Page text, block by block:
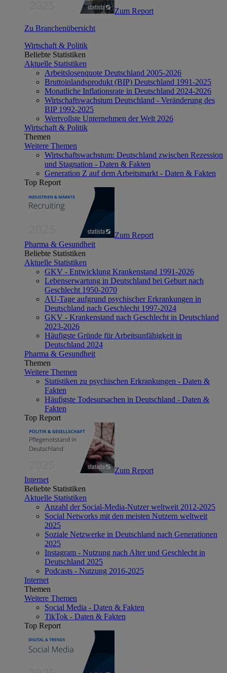
Zum Report
Zu Branchenübersicht
Wirtschaft & Politik
Beliebte Statistiken
Aktuelle Statistiken
Arbeitslosenquote Deutschland 2005-2026
Bruttoinlandsprodukt (BIP) Deutschland 1991-2025
Monatliche Inflationsrate in Deutschland 2024-2026
Wirtschaftswachstum Deutschland - Veränderung des
BIP 1992-2025
Wertvollste Unternehmen der Welt 2026
Wirtschaft & Politik
Themen
Weitere Themen
Wirtschaftswachstum: Deutschland zwischen Rezession
und Stagnation - Daten & Fakten
Generation Z auf dem Arbeitsmarkt - Daten & Fakten
Top Report
Zum Report
Pharma & Gesundheit
Beliebte Statistiken
Aktuelle Statistiken
GKV - Entwicklung Krankenstand 1991-2026
Lebenserwartung in Deutschland bei Geburt nach
Geschlecht 1950-2070
AU-Tage aufgrund psychischer Erkrankungen in
Deutschland nach Geschlecht 1997-2024
GKV - Krankenstand nach Geschlecht in Deutschland
2023-2026
Häufigste Gründe für Arbeitsunfähigkeit in
Deutschland 2024
Pharma & Gesundheit
Themen
Weitere Themen
Statistiken zu psychischen Erkrankungen - Daten &
Fakten
Häufigste Todesursachen in Deutschland - Daten &
Fakten
Top Report
Zum Report
Internet
Beliebte Statistiken
Aktuelle Statistiken
Anzahl der Social-Media-Nutzer weltweit 2012-2025
Social Networks mit den meisten Nutzern weltweit
2025
Soziale Netzwerke in Deutschland nach Generationen
2025
Instagram - Nutzung nach Alter und Geschlecht in
Deutschland 2025
Podcasts - Nutzung 2016-2025
Internet
Themen
Weitere Themen
Social Media - Daten & Fakten
TikTok - Daten & Fakten
Top Report